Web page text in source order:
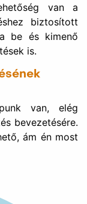
van a
biztosított
be és kimenő
is.
van, elég
bevezetésére.
ám én most